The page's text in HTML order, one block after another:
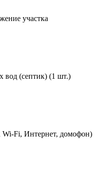
участка
вод (септик) (1 шт.)
Fi, Интернет, домофон)